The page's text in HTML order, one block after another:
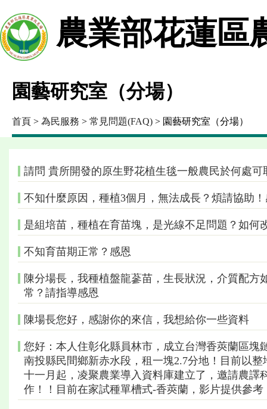
農業部花蓮區
園藝研究室（分場）
首頁 > 為民服務 > 常見問題(FAQ) > 園藝研究室（分場）
請問 貴所開發的原生野花植生毯一般農民於何處
不知什麼原因，種植3個月，無法成長？煩請協助
是組培苗，種植在育苗塊，是光線不足問題？如何
不知育苗期正常？感恩
陳分場長，我種植盤龍蔘苗，生長狀況，介質配方
常？請指導感恩
陳場長您好，感謝你的來信，我想給你一些資料
您好：本人住彰化縣員林市，成立台灣香莢蘭區塊
南投縣民間鄉新赤水段，租一塊2.7分地！目前以
十一月起，凌聚農業導入資料庫建立了，邀請農
作！！目前在家試種單槽式-香莢蘭，影片提供參考